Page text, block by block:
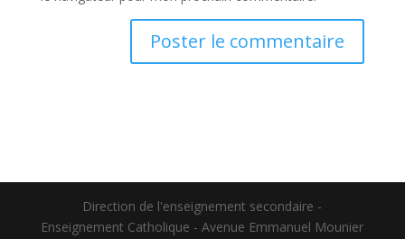
Direction de l'enseignement secondaire -
Enseignement Catholique - Avenue Emmanuel Mounier